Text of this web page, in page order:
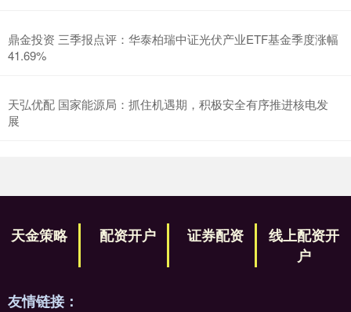
鼎金投资 三季报点评：华泰柏瑞中证光伏产业ETF基金季度涨幅
41.69%
天弘优配 国家能源局：抓住机遇期，积极安全有序推进核电发
展
天金策略 配资开户 证券配资
线上配资开
户
友情链接：